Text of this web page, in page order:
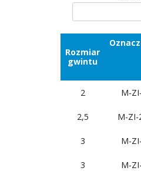
Rozmiar
gwintu
2 M-
2,5 M-ZI-
3 M-
3 M-